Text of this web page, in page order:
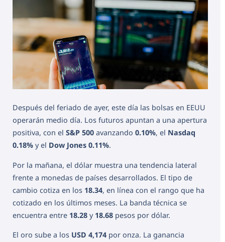
Después del feriado de ayer, este día las bolsas en EEUU
operarán medio día. Los futuros apuntan a una apertura
positiva, con el S&P 500 avanzando 0.10%, el Nasdaq
0.18% y el Dow Jones 0.11%.
Por la mañana, el dólar muestra una tendencia lateral
frente a monedas de países desarrollados. El tipo de
cambio cotiza en los 18.34, en línea con el rango que ha
cotizado en los últimos meses. La banda técnica se
encuentra entre 18.28 y 18.68 pesos por dólar.
El oro sube a los USD 4,174 por onza. La ganancia